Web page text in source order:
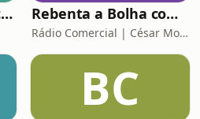
Teorias da Conspiração Rebenta a Bolha com César Mourão
Rádio Comercial | César Mourão
BC